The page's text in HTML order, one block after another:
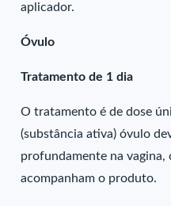
aplicador.
Óvulo
Tratamento de 1 dia
O tratamento é de dose
(substância ativa) óvulo
profundamente na vagina,
acompanham o produto.